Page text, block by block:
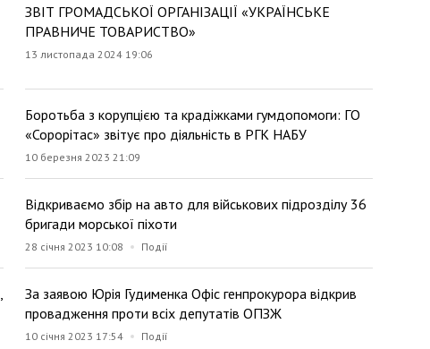
ЗВІТ ГРОМАДСЬКОЇ ОРГАНІЗАЦІЇ «УКРАЇНСЬКЕ
ПРАВНИЧЕ ТОВАРИСТВО»
13 листопада 2024 19:06
Боротьба з корупцією та крадіжками гумдопомоги: ГО
«Сорорітас» звітує про діяльність в РГК НАБУ
10 березня 2023 21:09
Відкриваємо збір на авто для військових підрозділу 36
бригади морської піхоти
28 січня 2023 10:08 Події
За заявою Юрія Гудименка Офіс генпрокурора відкрив
провадження проти всіх депутатів ОПЗЖ
10 січня 2023 17:54 Події